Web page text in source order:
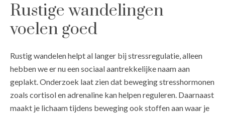
Rustige wandelingen
voelen goed
Rustig wandelen helpt al langer bij stressregulatie, alleen
hebben we er nu een sociaal aantrekkelijke naam aan
geplakt. Onderzoek laat zien dat beweging stresshormonen
zoals cortisol en adrenaline kan helpen reguleren. Daarnaast
maakt je lichaam tijdens beweging ook stoffen aan waar je